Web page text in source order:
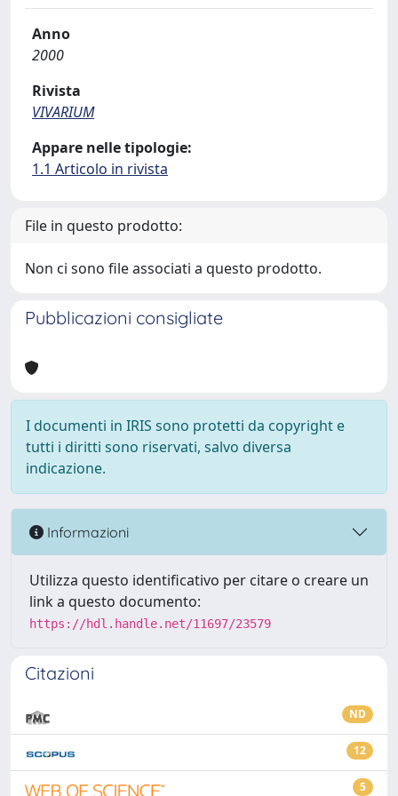
Anno
2000
Rivista
VIVARIUM
Appare nelle tipologie:
1.1 Articolo in rivista
File in questo prodotto:
Non ci sono file associati a questo prodotto.
Pubblicazioni consigliate
I documenti in IRIS sono protetti da copyright e
tutti i diritti sono riservati, salvo diversa
indicazione.
Informazioni
Utilizza questo identificativo per citare o creare un
link a questo documento:
https://hdl.handle.net/11697/23579
Citazioni
ND
12
5